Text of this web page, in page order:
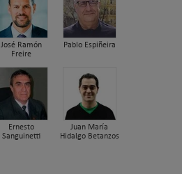
José Ramón
Freire
Pablo Espiñeira
Ernesto
Sanguinetti
Juan María
Hidalgo Betanzos